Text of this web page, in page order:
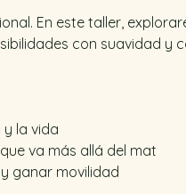
En este taller,
con suavidad y
la vida
va más allá del mat
ganar movilidad